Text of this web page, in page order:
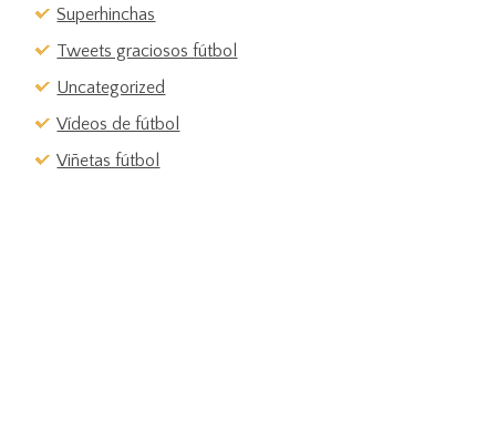
Superhinchas
Tweets graciosos fútbol
Uncategorized
Vídeos de fútbol
Viñetas fútbol